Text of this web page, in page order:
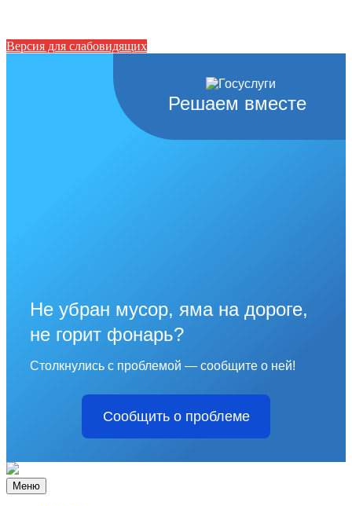
Версия для слабовидящих
Решаем вместе
Не убран мусор, яма на дороге,
не горит фонарь?
Столкнулись с проблемой — сообщите о ней!
Сообщить о проблеме
Меню